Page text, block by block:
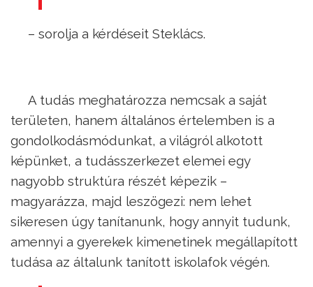
– sorolja a kérdéseit Steklács.
A tudás meghatározza nemcsak a saját
területen, hanem általános értelemben is a
gondolkodásmódunkat, a világról alkotott
képünket, a tudásszerkezet elemei egy
nagyobb struktúra részét képezik –
magyarázza, majd leszögezi: nem lehet
sikeresen úgy tanítanunk, hogy annyit tudunk,
amennyi a gyerekek kimenetinek megállapított
tudása az általunk tanított iskolafok végén.